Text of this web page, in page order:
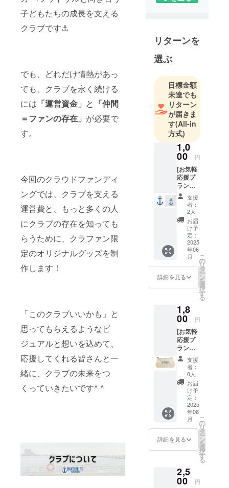
子どもたちの成長を支える
クラブです⚓️
でも、どれだけ情熱があっ
ても、クラブを永く続ける
には 「運営資金」 と 「仲間
＝ファンの存在」 が必要で
す。
今回のクラウドファンディ
ングでは、クラブを支える
運営費と、もっと多くの人
にクラブの存在を知っても
らうために、クラファン限
定のオリジナルグッズを制
作します！
「このクラブいいかも」と
思ってもらえるようなビ
ジュアルと想いを込めて、
応援してくれる皆さんと一
緒に、クラブの未来をつ
くっていきたいです^ ^
リターンを
選ぶ
目標金額
未達でも
リターン
が届きま
す(All-in
方式)
1,0
00 円
[お気軽
応援プ
ラン①]
ステッ
カーor
キーホ
ルダー
支援
者：
2人
お届
け予
定：
2025
年06
月
詳細を見る
こ
の
リ
タ
ー
ン
を
選
択
す
る
1,8
00 円
[お気軽
応援プ
ラン②]
ポーチ
支援
者：
0人
お届
け予
定：
2025
年06
月
詳細を見る
こ
の
リ
タ
ー
ン
を
選
択
す
る
2,5
00 円